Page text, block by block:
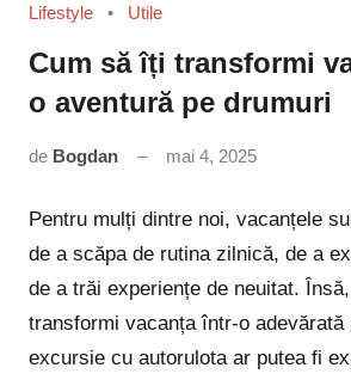
Lifestyle Utile
Cum să îți transformi
o aventură pe drumuri
de Bogdan mai 4, 2025
Pentru mulți dintre noi, vacanțele
de a scăpa de rutina zilnică, de a
de a trăi experiențe de neuitat.
transformi vacanța într-o adevărată
excursie cu autorulota ar putea fi